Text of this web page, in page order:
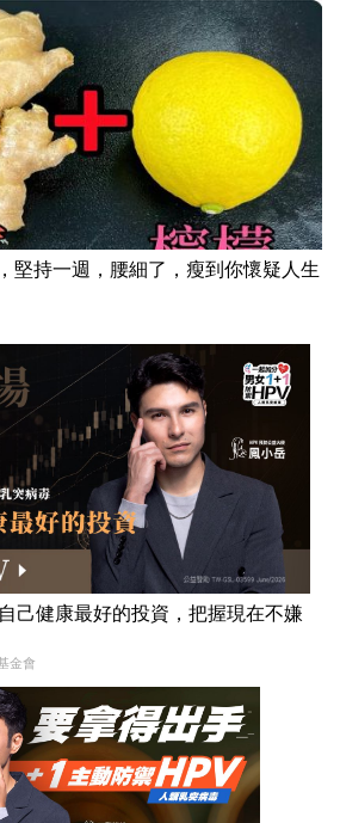
堅持一週，腰細了，瘦到你懷疑人生
己健康最好的投資，把握現在不嫌
金會